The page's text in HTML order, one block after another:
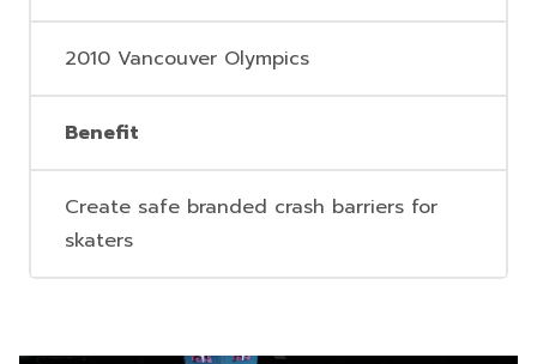
2010 Vancouver Olympics
Benefit
Create safe branded crash barriers for
skaters